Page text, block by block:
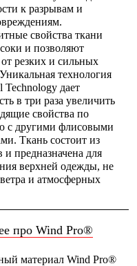
к разрывам и
свойства ткани
и позволяют
от резких и сильных
технология
Technology дает
в три раза увеличить
свойства по
с другими флисовыми
Ткань состоит из
и предназначена для
верхней одежды, не
и атмосферных
про Wind Pro®
материал Wind Pro®